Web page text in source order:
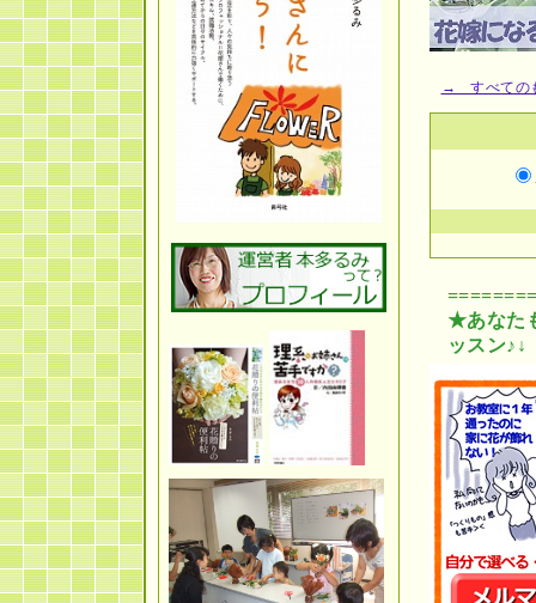
→ すべての
★あなた
ッスン♪↓